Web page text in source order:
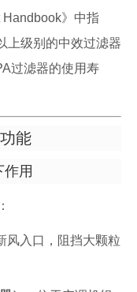
》中指
上级别的中效过滤器
过滤器的使用寿
能
用
风入口，阻挡大颗粒